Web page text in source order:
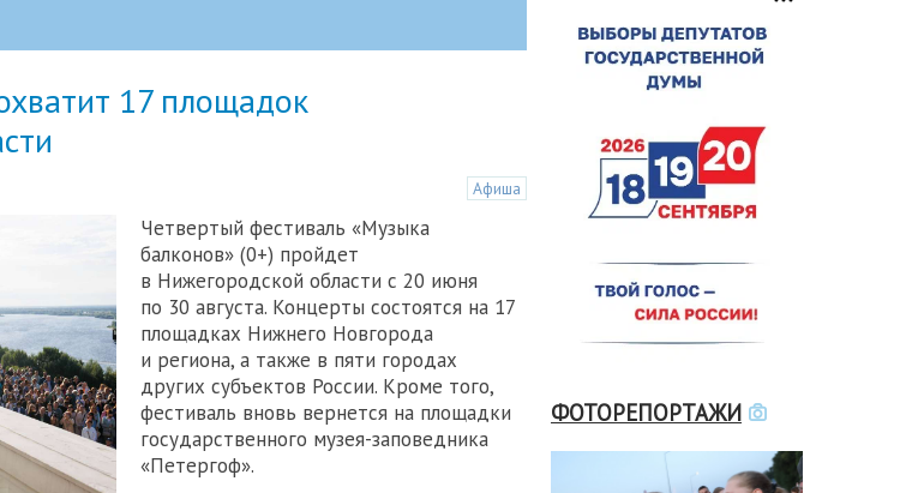
17 площадок
Афиша
Четвертый фестиваль «Музыка
балконов» (0+) пройдет
в Нижегородской области с 20 июня
по 30 августа. Концерты состоятся на 17
площадках Нижнего Новгорода
и региона, а также в пяти городах
других субъектов России. Кроме того,
фестиваль вновь вернется на площадки
государственного музея-заповедника
«Петергоф».
ФОТОРЕПОРТАЖИ